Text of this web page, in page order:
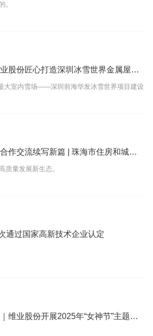
。
筑就冰雪奇迹 ｜维业股份匠心打造深圳冰雪世界金属屋面工程圆满封顶
大室内雪场——深圳前海华发冰雪世界项目建设
党建引领保障发展 合作交流续写新篇 | 珠海市住房和城乡建设行业党委书记张军灵一行调研维业股份
质量发展新生态。
通过国家高新技术企业认定
珠联壁合 芳华共绽｜维业股份开展2025年“女神节”主题活动